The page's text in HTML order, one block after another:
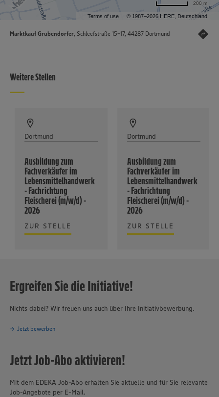
Terms of use © 1987–2026 HERE, Deutschland
200 m
Marktkauf Grubendorfer, Schleefstraße 15-17, 44287 Dortmund
Weitere Stellen
Dortmund
Ausbildung zum
Fachverkäufer im
Lebensmittelhandwerk
- Fachrichtung
Fleischerei (m/w/d) -
2026
ZUR STELLE
Dortmund
Ausbildung zum
Fachverkäufer im
Lebensmittelhandwerk
- Fachrichtung
Fleischerei (m/w/d) -
2026
ZUR STELLE
Ergreifen Sie die Initiative!
Nichts dabei? Wir freuen uns auch über Ihre Initiativbewerbung.
Jetzt bewerben
Jetzt Job-Abo aktivieren!
Mit dem EDEKA Job-Abo erhalten Sie aktuelle und für Sie relevante
Job-Angebote per E-Mail.